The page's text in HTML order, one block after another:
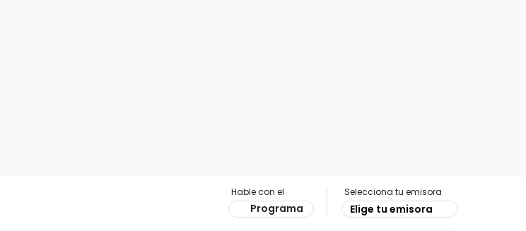
Hable con el
Programa
Selecciona tu emisora
Elige tu emisora